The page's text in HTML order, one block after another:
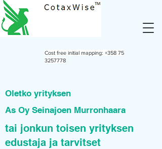
Cost free initial mapping: +358 75
3257778
Oletko yrityksen
As Oy Seinajoen Murronhaara
tai jonkun toisen yrityksen
edustaja ja tarvitset